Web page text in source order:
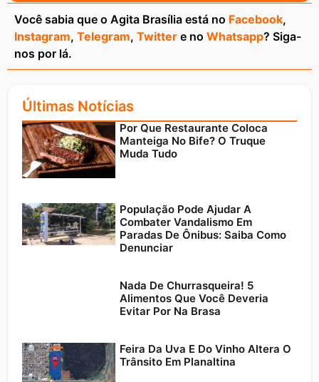
Você sabia que o Agita Brasília está no Facebook,
Instagram, Telegram, Twitter e no Whatsapp? Siga-
nos por lá.
Últimas Notícias
Por Que Restaurante Coloca
Manteiga No Bife? O Truque
Muda Tudo
População Pode Ajudar A
Combater Vandalismo Em
Paradas De Ônibus: Saiba Como
Denunciar
Nada De Churrasqueira! 5
Alimentos Que Você Deveria
Evitar Por Na Brasa
Feira Da Uva E Do Vinho Altera O
Trânsito Em Planaltina